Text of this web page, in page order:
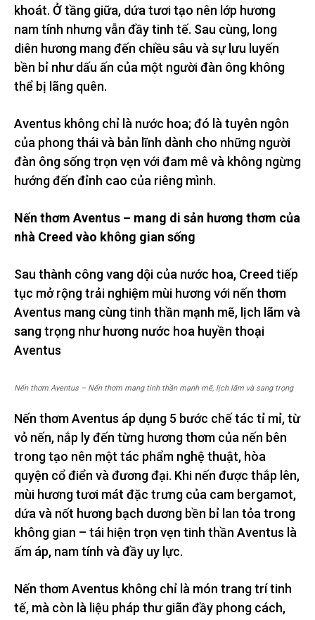
khoát. Ở tầng giữa, dứa tươi tạo nên lớp hương
nam tính nhưng vẫn đầy tinh tế. Sau cùng, long
diên hương mang đến chiều sâu và sự lưu luyến
bền bỉ như dấu ấn của một người đàn ông không
thể bị lãng quên.
Aventus không chỉ là nước hoa; đó là tuyên ngôn
của phong thái và bản lĩnh dành cho những người
đàn ông sống trọn vẹn với đam mê và không ngừng
hướng đến đỉnh cao của riêng mình.
Nến thơm Aventus – mang di sản hương thơm của
nhà Creed vào không gian sống
Sau thành công vang dội của nước hoa, Creed tiếp
tục mở rộng trải nghiệm mùi hương với nến thơm
Aventus mang cùng tinh thần mạnh mẽ, lịch lãm và
sang trọng như hương nước hoa huyền thoại
Aventus
Nến thơm Aventus – Nến thơm mang tinh thần mạnh mẽ, lịch lãm và sang trọng
Nến thơm Aventus áp dụng 5 bước chế tác tỉ mỉ, từ
vỏ nến, nắp ly đến từng hương thơm của nến bên
trong tạo nên một tác phẩm nghệ thuật, hòa
quyện cổ điển và đương đại. Khi nến được thắp lên,
mùi hương tươi mát đặc trưng của cam bergamot,
dứa và nốt hương bạch dương bền bỉ lan tỏa trong
không gian – tái hiện trọn vẹn tinh thần Aventus là
ấm áp, nam tính và đầy uy lực.
Nến thơm Aventus không chỉ là món trang trí tinh
tế, mà còn là liệu pháp thư giãn đầy phong cách,